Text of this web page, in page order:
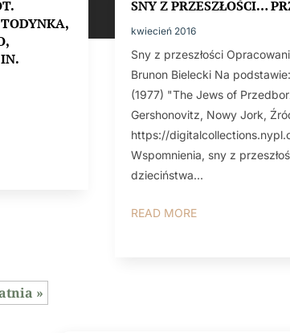
SNY Z PRZESZŁOŚCI…
kwiecień 2016
Sny z przeszłości
Brunon Bielecki Na
(1977) "The Jews of
Gershonovitz, Nowy Jork,
https://
Wspomnienia, sny z
dzieciństwa...
READ MORE
»